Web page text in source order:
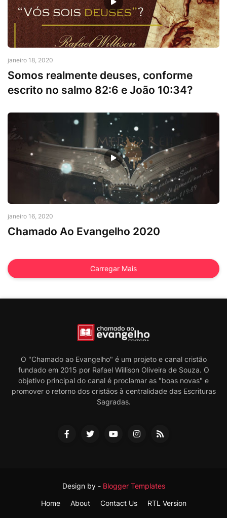
janeiro 18, 2020
Somos realmente deuses, conforme
escrito no salmo 82:6 e João 10:34?
janeiro 16, 2020
Chamado Ao Evangelho 2020
Carregar Mais
O "Chamado ao Evangelho" é um projeto e canal cristão
fundado em 2015 por Rafael Willison Oliveira de Souza. O
objetivo principal do canal é proclamar as "boas novas" e
promover o retorno dos cristãos à centralidade das Escrituras
Sagradas.
Design by - Blogger Templates
Home
About Contact Us RTL Version